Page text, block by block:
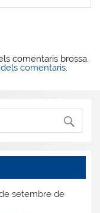
comentaris brossa.
comentaris.
setembre de